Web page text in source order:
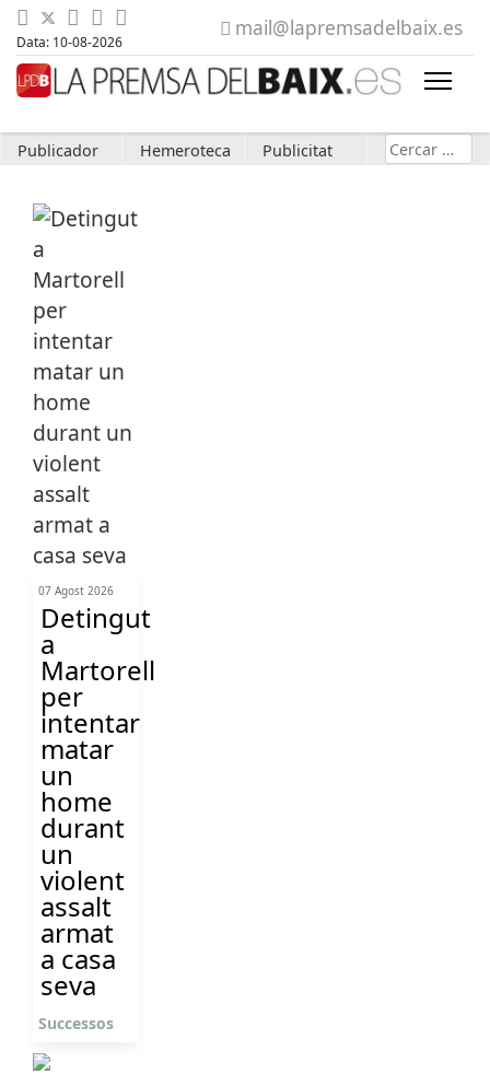
Data: 10-08-2026
mail@lapremsadelbaix.es
Publicador Hemeroteca Publicitat Cerca
07 Agost 2026
Detingut
a
Martorell
per
intentar
matar
un
home
durant
un
violent
assalt
armat
a casa
seva
Successos